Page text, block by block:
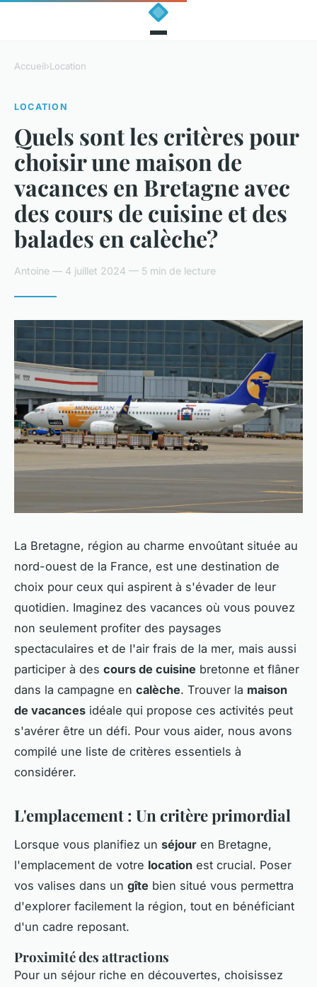
Accueil›Location
LOCATION
Quels sont les critères pour
choisir une maison de
vacances en Bretagne avec
des cours de cuisine et des
balades en calèche?
Antoine — 4 juillet 2024 — 5 min de lecture
La Bretagne, région au charme envoûtant située au
nord-ouest de la France, est une destination de
choix pour ceux qui aspirent à s'évader de leur
quotidien. Imaginez des vacances où vous pouvez
non seulement profiter des paysages
spectaculaires et de l'air frais de la mer, mais aussi
participer à des cours de cuisine bretonne et flâner
dans la campagne en calèche. Trouver la maison
de vacances idéale qui propose ces activités peut
s'avérer être un défi. Pour vous aider, nous avons
compilé une liste de critères essentiels à
considérer.
L'emplacement : Un critère primordial
Lorsque vous planifiez un séjour en Bretagne,
l'emplacement de votre location est crucial. Poser
vos valises dans un gîte bien situé vous permettra
d'explorer facilement la région, tout en bénéficiant
d'un cadre reposant.
Proximité des attractions
Pour un séjour riche en découvertes, choisissez